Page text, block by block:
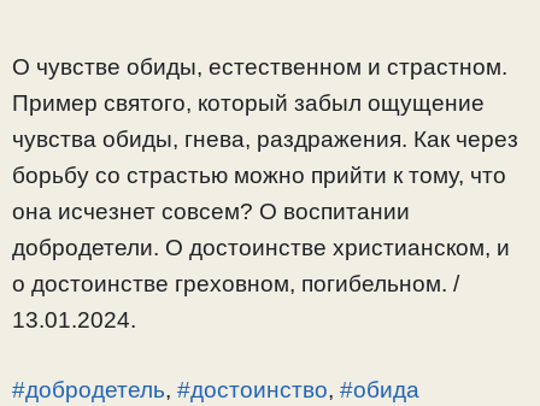
О чувстве обиды, естественном и страстном.
Пример святого, который забыл ощущение
чувства обиды, гнева, раздражения. Как через
борьбу со страстью можно прийти к тому, что
она исчезнет совсем? О воспитании
добродетели. О достоинстве христианском, и
о достоинстве греховном, погибельном. /
13.01.2024.
#добродетель, #достоинство, #обида